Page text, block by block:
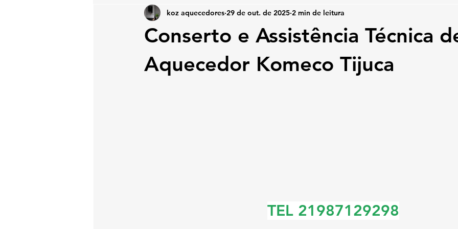
Conserto e Assistência Técnica
Aquecedor Komeco Tijuca
koz aquecedores 29 de out. de 2025 2 min de leitura
TEL 21987129298